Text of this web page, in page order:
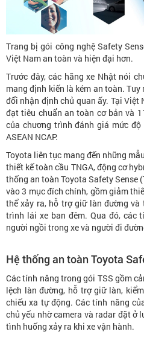
Trang bị gói công nghệ Safety
Việt Nam an toàn và hiện đại hơn.
Trước đây, các hãng xe Nhật nói
mang định kiến là kém an toàn.
đổi nhận định chủ quan ấy. Tại Việt
đạt tiêu chuẩn an toàn cơ bản và
của chương trình đánh giá mức
ASEAN NCAP.
Toyota liên tục mang đến những
thiết kế toàn cầu TNGA, động cơ
thống an toàn Toyota Safety Sense
vào 3 mục đích chính, gồm giảm
thể xảy ra, hỗ trợ giữ làn đường
trình lái xe ban đêm. Qua đó, các
người ngồi trong xe và người đi
Hệ thống an toàn Toyota
Các tính năng trong gói TSS gồm
lệch làn đường, hỗ trợ giữ làn,
chiếu xa tự động. Các tính năng
chủ yếu nhờ camera và radar đặt ở
tình huống xảy ra khi xe vận hành.